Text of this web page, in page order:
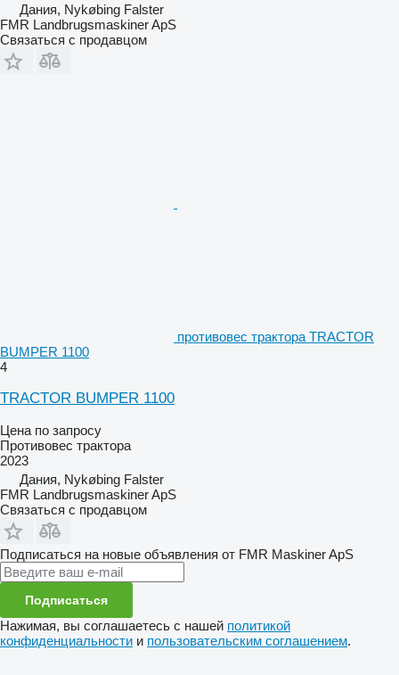
Дания, Nykøbing Falster
FMR Landbrugsmaskiner ApS
Связаться с продавцом
противовес трактора TRACTOR
BUMPER 1100
4
TRACTOR BUMPER 1100
Цена по запросу
Противовес трактора
2023
Дания, Nykøbing Falster
FMR Landbrugsmaskiner ApS
Связаться с продавцом
Подписаться на новые объявления от FMR Maskiner ApS
Подписаться
Нажимая, вы соглашаетесь с нашей политикой
конфиденциальности и пользовательским соглашением.